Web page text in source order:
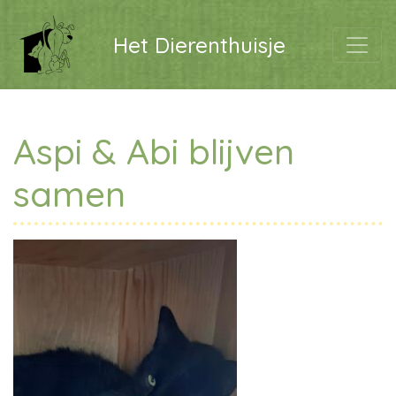
Het Dierenthuisje
Aspi & Abi blijven
samen